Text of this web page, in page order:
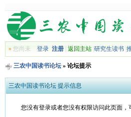
»您尚未 登录 注册| 返回主站| 研究生读书|
三农中国读书论坛» 论坛提示
三农中国读书论坛 提示信息
您没有登录或者您没有权限访问此页面，